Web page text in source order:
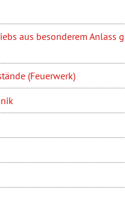
aus besonderem Anlass
(Feuerwerk)